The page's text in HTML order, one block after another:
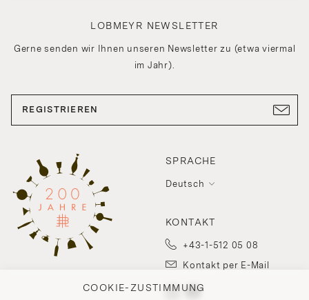
COOKIE-ZUSTIMMUNG
SPRACHE
Deutsch
KONTAKT
+43-1-512 05 08
Kontakt per E-Mail
LOBMEYR NEWSLETTER
Gerne senden wir Ihnen unseren Newsletter zu (etwa viermal
im Jahr).
REGISTRIEREN